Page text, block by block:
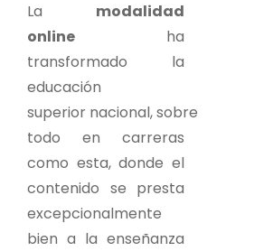
La modalidad
online ha
transformado la
educación
superior nacional, sobre
todo en carreras
como esta, donde el
contenido se presta
excepcionalmente
bien a la enseñanza